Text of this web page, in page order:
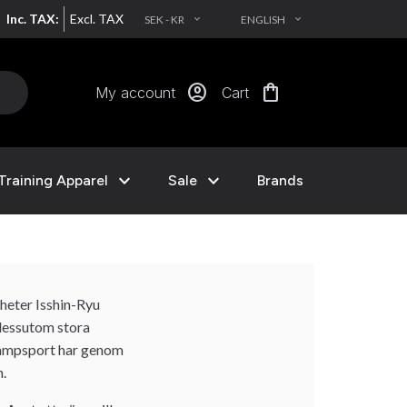
Inc. TAX: Excl. TAX SEK - KR EXPAND_MORE ENGLISH EXPAND_MORE
My account account_circle Cart shopping_bag
Apparel expand_more Sale expand_more Brands
Isshin-Ryu
stora
har genom